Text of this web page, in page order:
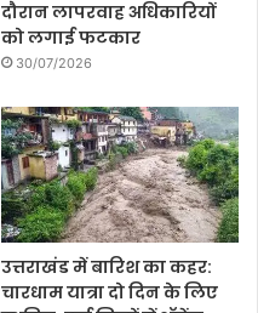
दौरान लापरवाह अधिकारियों
को लगाई फटकार
30/07/2026
उत्तराखंड में बारिश का कहर:
चारधाम यात्रा दो दिन के लिए